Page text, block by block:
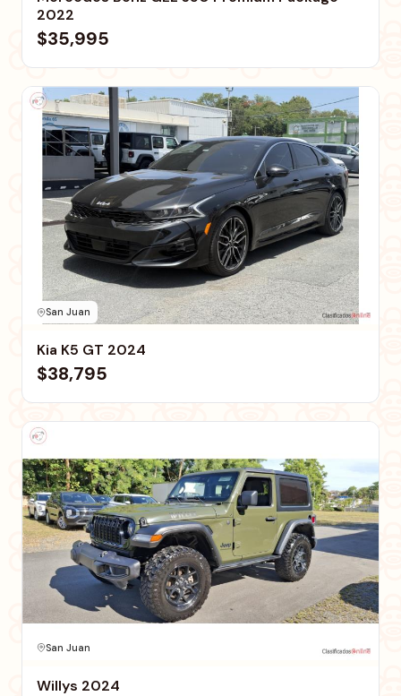
2022
$35,995
San Juan
Kia K5 GT 2024
$38,795
San Juan
Willys 2024